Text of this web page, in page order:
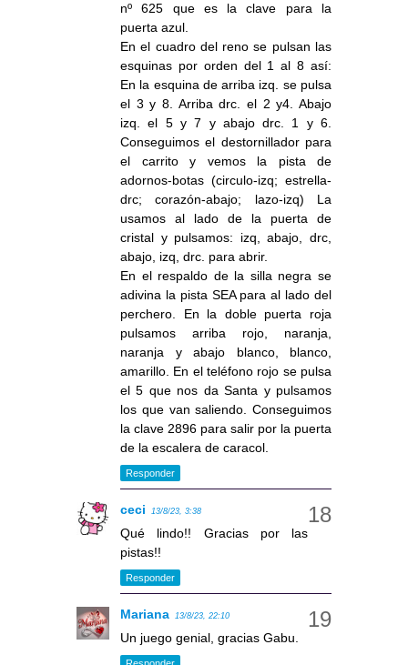
nº 625 que es la clave para la
puerta azul.
En el cuadro del reno se pulsan las
esquinas por orden del 1 al 8 así:
En la esquina de arriba izq. se pulsa
el 3 y 8. Arriba drc. el 2 y4. Abajo
izq. el 5 y 7 y abajo drc. 1 y 6.
Conseguimos el destornillador para
el carrito y vemos la pista de
adornos-botas (circulo-izq; estrella-
drc; corazón-abajo; lazo-izq) La
usamos al lado de la puerta de
cristal y pulsamos: izq, abajo, drc,
abajo, izq, drc. para abrir.
En el respaldo de la silla negra se
adivina la pista SEA para al lado del
perchero. En la doble puerta roja
pulsamos arriba rojo, naranja,
naranja y abajo blanco, blanco,
amarillo. En el teléfono rojo se pulsa
el 5 que nos da Santa y pulsamos
los que van saliendo. Conseguimos
la clave 2896 para salir por la puerta
de la escalera de caracol.
Responder
ceci 13/8/23, 3:38
Qué lindo!! Gracias por las
pistas!!
Responder
Mariana 13/8/23, 22:10
Un juego genial, gracias Gabu.